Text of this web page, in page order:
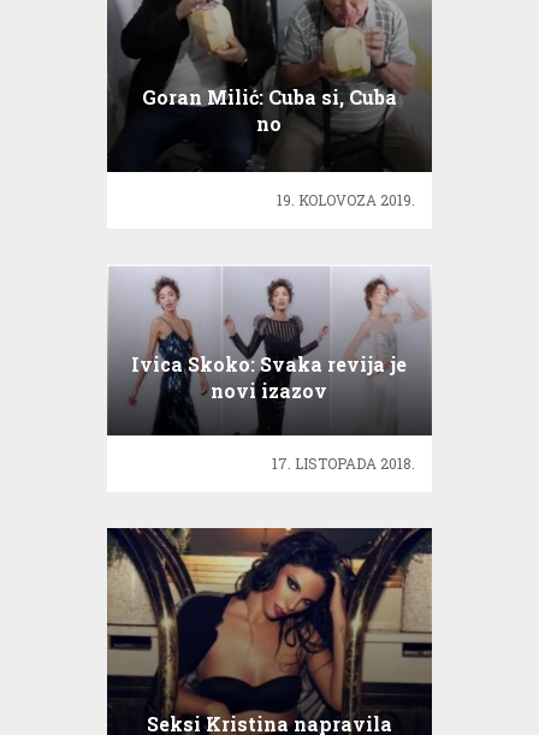
Goran Milić: Cuba si, Cuba
no
19. KOLOVOZA 2019.
Ivica Skoko: Svaka revija je
novi izazov
17. LISTOPADA 2018.
Seksi Kristina napravila